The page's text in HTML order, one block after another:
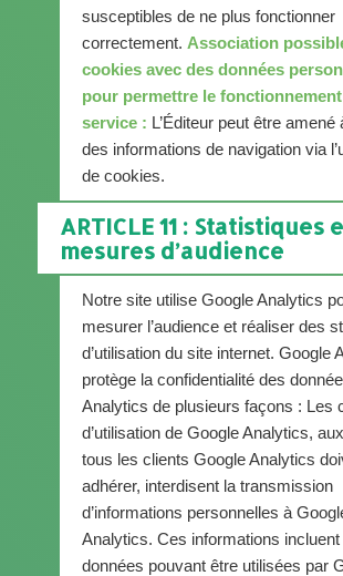
susceptibles de ne plus fonctionner
correctement. Association
cookies avec des données
pour permettre le
service : L’Éditeur peut être amené
des informations de navigation via
de cookies.
ARTICLE 11 : Statistiques
mesures d’audience
Notre site utilise Google Analytics
mesurer l’audience et réaliser des
d’utilisation du site internet. Google
protège la confidentialité des
Analytics de plusieurs façons : Les
d’utilisation de Google Analytics,
tous les clients Google Analytics
adhérer, interdisent la transmission
d’informations personnelles à
Analytics. Ces informations
données pouvant être utilisées par